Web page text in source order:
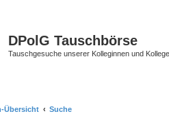
DPolG Tauschbörse
Tauschgesuche unserer Kolleginnen und
Übersicht Suche